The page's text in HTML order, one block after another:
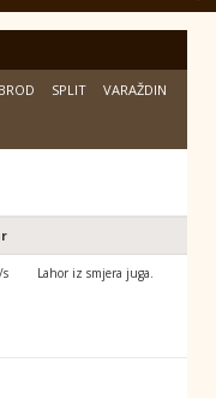
SPLIT VARAŽDIN
Lahor iz smjera juga.